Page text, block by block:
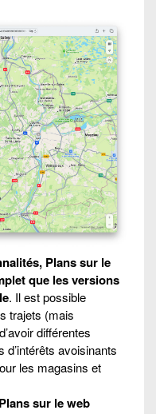
Plans sur le
que les versions
. Il est possible
trajets (mais
différentes
avoisinants
les magasins et
sur le web